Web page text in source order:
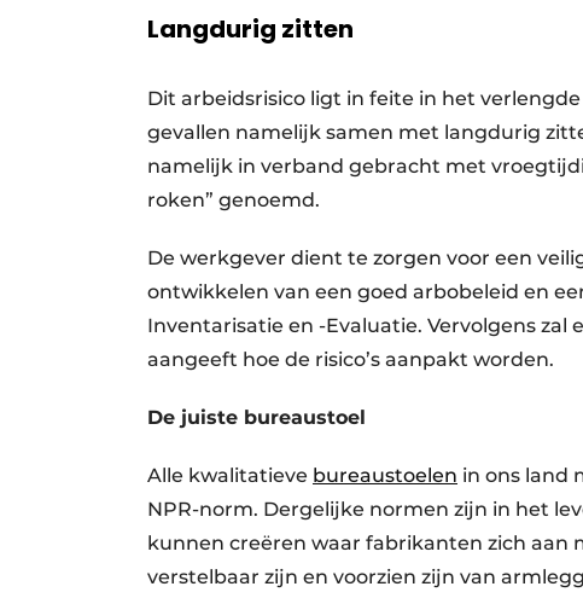
Langdurig zitten
Dit arbeidsrisico ligt in feite in het
gevallen namelijk samen met langdurig
namelijk in verband gebracht met
roken” genoemd.
De werkgever dient te zorgen voor een
ontwikkelen van een goed arbobeleid en
Inventarisatie en -Evaluatie. Vervolgens
aangeeft hoe de risico’s aanpakt worden.
De juiste bureaustoel
Alle kwalitatieve bureaustoelen in ons land
NPR-norm. Dergelijke normen zijn in het
kunnen creëren waar fabrikanten zich aan
verstelbaar zijn en voorzien zijn van